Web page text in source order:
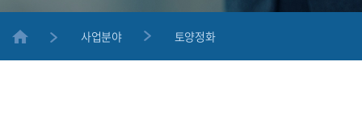
사업분야 토양정화